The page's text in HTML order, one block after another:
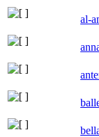
al-